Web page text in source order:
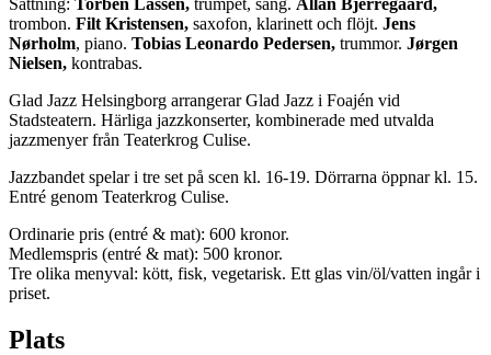
trombon. Filt Kristensen, saxofon, klarinett och flöjt. Jens
Nørholm, piano. Tobias Leonardo Pedersen, trummor. Jørgen
Nielsen, kontrabas.
Glad Jazz Helsingborg arrangerar Glad Jazz i Foajén vid
Stadsteatern. Härliga jazzkonserter, kombinerade med utvalda
jazzmenyer från Teaterkrog Culise.
Jazzbandet spelar i tre set på scen kl. 16-19. Dörrarna öppnar kl. 15.
Entré genom Teaterkrog Culise.
Ordinarie pris (entré & mat): 600 kronor.
Medlemspris (entré & mat): 500 kronor.
Tre olika menyval: kött, fisk, vegetarisk. Ett glas vin/öl/vatten ingår i
priset.
Plats